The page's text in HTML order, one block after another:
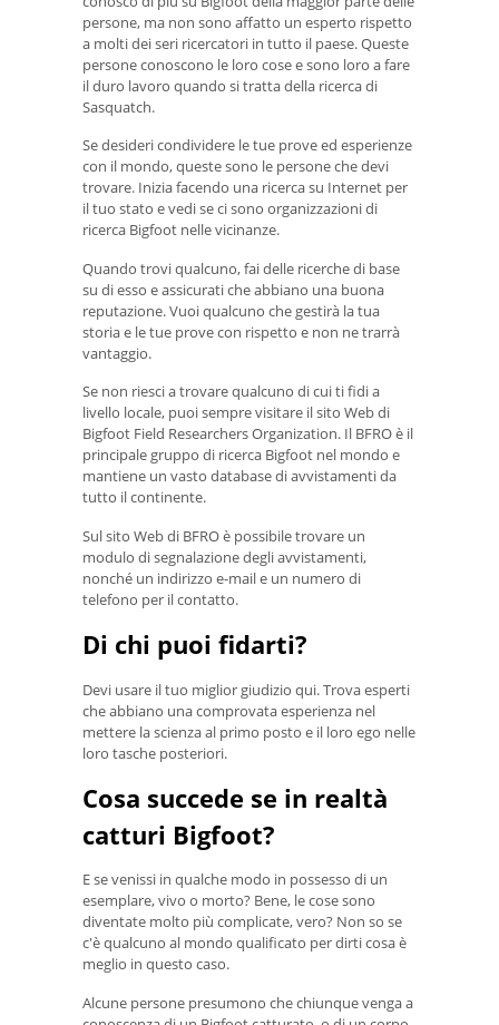
persone, ma non sono affatto un esperto rispetto
a molti dei seri ricercatori in tutto il paese. Queste
persone conoscono le loro cose e sono loro a fare
il duro lavoro quando si tratta della ricerca di
Sasquatch.
Se desideri condividere le tue prove ed esperienze
con il mondo, queste sono le persone che devi
trovare. Inizia facendo una ricerca su Internet per
il tuo stato e vedi se ci sono organizzazioni di
ricerca Bigfoot nelle vicinanze.
Quando trovi qualcuno, fai delle ricerche di base
su di esso e assicurati che abbiano una buona
reputazione. Vuoi qualcuno che gestirà la tua
storia e le tue prove con rispetto e non ne trarrà
vantaggio.
Se non riesci a trovare qualcuno di cui ti fidi a
livello locale, puoi sempre visitare il sito Web di
Bigfoot Field Researchers Organization. Il BFRO è il
principale gruppo di ricerca Bigfoot nel mondo e
mantiene un vasto database di avvistamenti da
tutto il continente.
Sul sito Web di BFRO è possibile trovare un
modulo di segnalazione degli avvistamenti,
nonché un indirizzo e-mail e un numero di
telefono per il contatto.
Di chi puoi fidarti?
Devi usare il tuo miglior giudizio qui. Trova esperti
che abbiano una comprovata esperienza nel
mettere la scienza al primo posto e il loro ego nelle
loro tasche posteriori.
Cosa succede se in realtà
catturi Bigfoot?
E se venissi in qualche modo in possesso di un
esemplare, vivo o morto? Bene, le cose sono
diventate molto più complicate, vero? Non so se
c'è qualcuno al mondo qualificato per dirti cosa è
meglio in questo caso.
Alcune persone presumono che chiunque venga a